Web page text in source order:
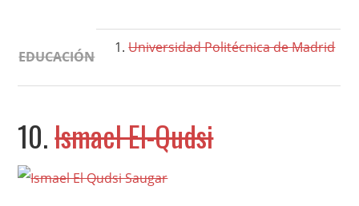
EDUCACIÓN
Universidad Politécnica de Madrid
10.Ismael El-Qudsi